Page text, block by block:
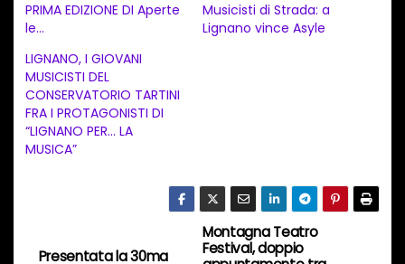
m
e
n
t
o
o
PRIMA EDIZIONE DI Aperte
le…
Musicisti di Strada: a
Lignano vince Asyle
LIGNANO, I GIOVANI
MUSICISTI DEL
CONSERVATORIO TARTINI
FRA I PROTAGONISTI DI
“LIGNANO PER… LA
MUSICA”
N
Montagna Teatro
Festival, doppio
Presentata la 30ma